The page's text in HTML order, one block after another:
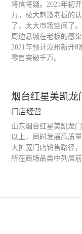
将信将疑。2021年初
万。极大刺激老板的
了，太大市场空间了
周边悬城在老板的感
2021年预计漳州新开8
零售突破千万。
烟台红星美凯龙
门店经营
山东烟台红星美凯龙
以上，同时发展高质
大扩宽门店销售路径
所在商场品类中列居